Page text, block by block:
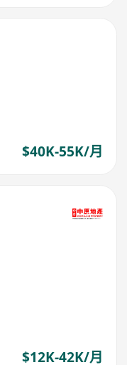
$40K-55K/月
$12K-42K/月